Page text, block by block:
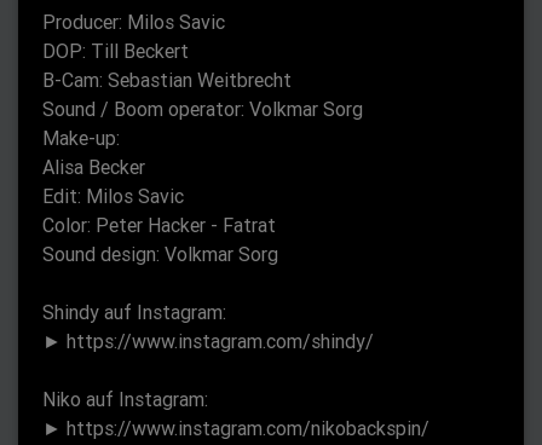
Producer: Milos Savic
DOP: Till Beckert
B-Cam: Sebastian Weitbrecht
Sound / Boom operator: Volkmar Sorg
Make-up:
Alisa Becker
Edit: Milos Savic
Color: Peter Hacker - Fatrat
Sound design: Volkmar Sorg
Shindy auf Instagram:
► https://www.instagram.com/shindy/
Niko auf Instagram:
► https://www.instagram.com/nikobackspin/